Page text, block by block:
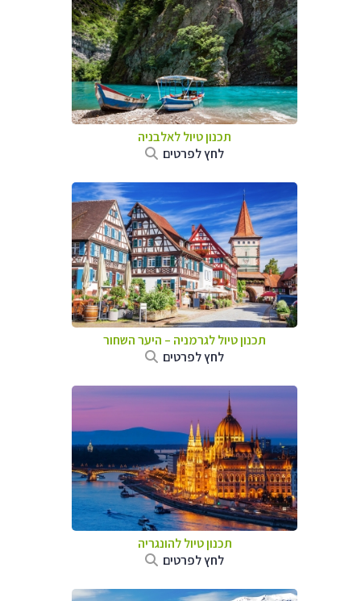
תכנון טיול לאלבניה
לחץ לפרטים
תכנון טיול לגרמניה – היער השחור
לחץ לפרטים
תכנון טיול להונגריה
לחץ לפרטים